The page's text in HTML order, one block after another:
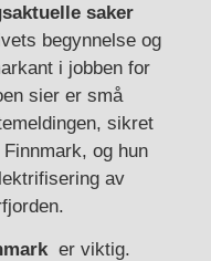
saker
begynnelse og
i jobben for
sier er små
sikret
og hun
av
er viktig.